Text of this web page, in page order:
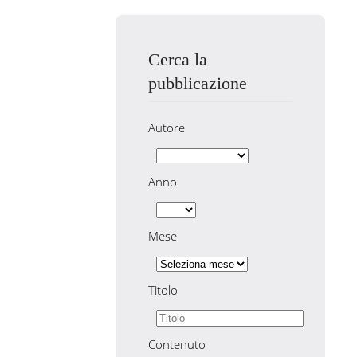
Cerca la
pubblicazione
Autore
Anno
Mese
Titolo
Contenuto